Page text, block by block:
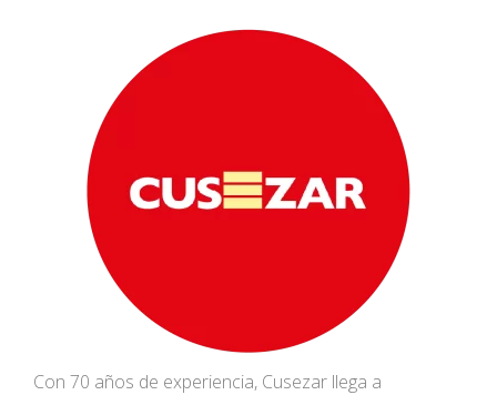
Con 70 años de experiencia, Cusezar llega a